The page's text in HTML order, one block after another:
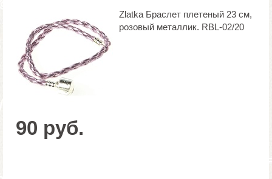
Zlatka Браслет плетеный 23 см,
розовый металлик. RBL-02/20
90 руб.